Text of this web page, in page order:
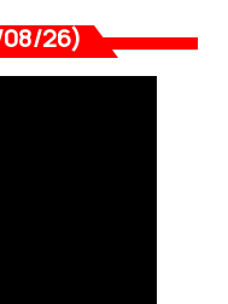
26)